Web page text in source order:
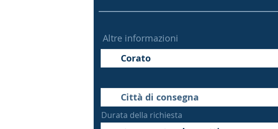
Altre informazioni
Durata della richiesta